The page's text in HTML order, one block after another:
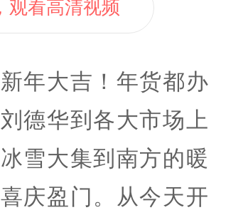
观看高清视频
年大吉！年货都办
德华到各大市场上
雪大集到南方的暖
庆盈门。从今天开